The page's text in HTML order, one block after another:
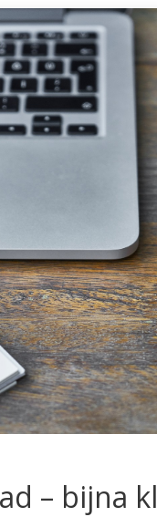
– bijna